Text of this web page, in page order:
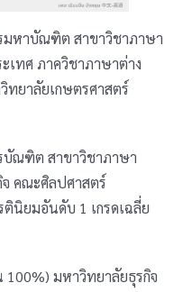
มหาบัณฑิต สาขาวิชาภาษา
เทศ ภาควิชาภาษาต่าง
ยาลัยเกษตรศาสตร์
บัณฑิต สาขาวิชาภาษา
คณะศิลปศาสตร์
นิยมอันดับ 1 เกรดเฉลี่ย
มหาวิทยาลัยธุรกิจ